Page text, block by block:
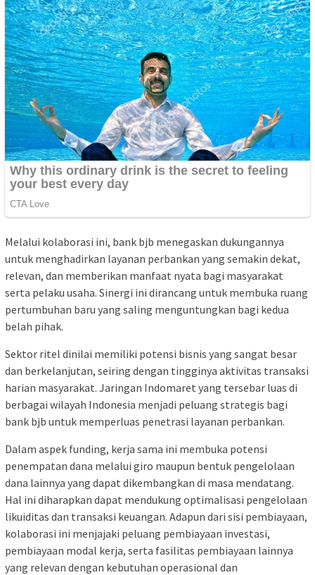
Melalui kolaborasi ini, bank bjb menegaskan dukungannya
untuk menghadirkan layanan perbankan yang semakin dekat,
relevan, dan memberikan manfaat nyata bagi masyarakat
serta pelaku usaha. Sinergi ini dirancang untuk membuka ruang
pertumbuhan baru yang saling menguntungkan bagi kedua
belah pihak.
Sektor ritel dinilai memiliki potensi bisnis yang sangat besar
dan berkelanjutan, seiring dengan tingginya aktivitas transaksi
harian masyarakat. Jaringan Indomaret yang tersebar luas di
berbagai wilayah Indonesia menjadi peluang strategis bagi
bank bjb untuk memperluas penetrasi layanan perbankan.
Dalam aspek funding, kerja sama ini membuka potensi
penempatan dana melalui giro maupun bentuk pengelolaan
dana lainnya yang dapat dikembangkan di masa mendatang.
Hal ini diharapkan dapat mendukung optimalisasi pengelolaan
likuiditas dan transaksi keuangan. Adapun dari sisi pembiayaan,
kolaborasi ini menjajaki peluang pembiayaan investasi,
pembiayaan modal kerja, serta fasilitas pembiayaan lainnya
yang relevan dengan kebutuhan operasional dan